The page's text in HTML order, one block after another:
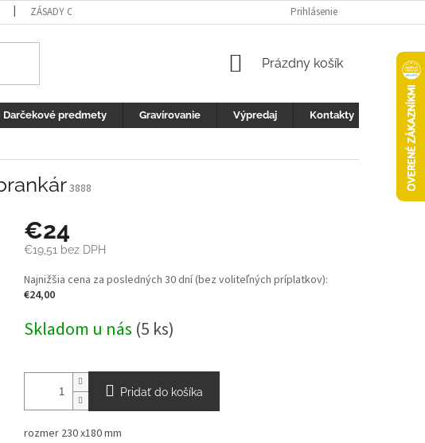
ZÁSADY OCHRANY OSOBNÝCH ÚDAJOV FOTOGALERIA KONTAKTY
Prihlásenie
NÁKUPNÝ
Prázdny košík
Darčekové predmety Gravírovanie Výpredaj Kontakty
3888
€24
€19,51 bez DPH
Jednotková
cena:
Najnižšia cena za posledných 30 dní (bez voliteľných príplatkov):
€24,00
Skladom u nás (5 ks)
Pridať do košíka
rozmer 230 x180 mm